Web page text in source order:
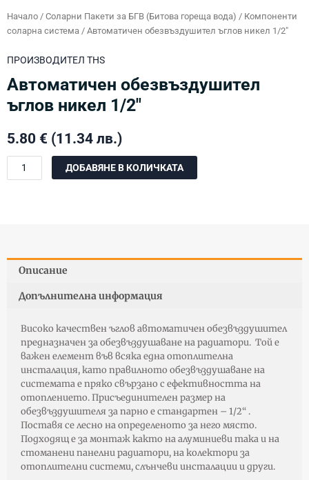
Начало / Соларни Пакети за БГВ (Битова гореща вода) / Компоненти
соларна система / Автоматичен обезвъздушител ъглов никел 1/2″
ПРОИЗВОДИТЕЛ THS
Автоматичен обезвъздушител
ъглов никел 1/2″
5.80 € (11.34 лв.)
количество
ДОБАВЯНЕ В КОЛИЧКАТА
Описание
Допълнителна информация
Високо качествен ъглов автоматичен обезвъздушител
предназначен за обезвъздушаване на радиатори. Той е
важен елемент във всяка една отоплителна
инсталация, като правилното обезвъздушаване на
системата е пряко свързано с ефективността на
отоплението. Присъединителен размер на
обезвъздушителя за парно е стандартен – 1/2“ .
Поставя се лесно на определеното за него място.
Подходящ е за монтаж както на алуминиеви така и на
стоманени панелни радиатори, на колектори за
отоплителни системи, слънчеви инсталации и други.